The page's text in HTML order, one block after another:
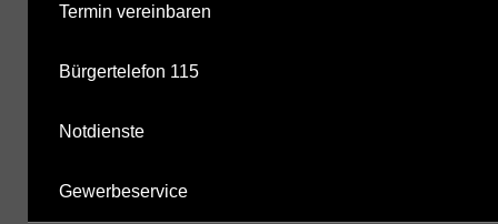
Termin vereinbaren
Bürgertelefon 115
Notdienste
Gewerbeservice